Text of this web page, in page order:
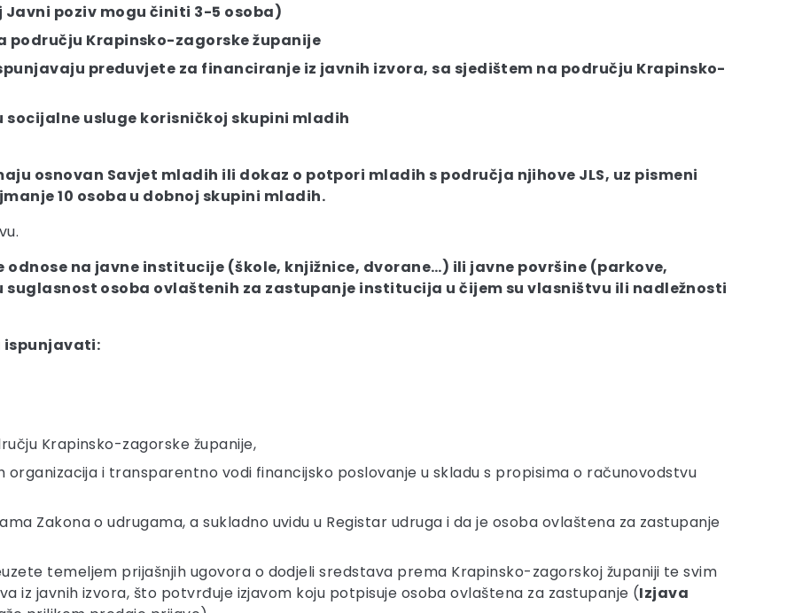
poziv mogu činiti 3-5 osoba)
području Krapinsko-zagorske županije
preduvjete za financiranje iz javnih izvora, sa sjedištem na području Krapinsko-
usluge korisničkoj skupini mladih
osnovan Savjet mladih ili dokaz o potpori mladih s područja njihove JLS, uz pismeni
10 osoba u dobnoj skupini mladih.
na javne institucije (škole, knjižnice, dvorane…) ili javne površine (parkove,
osoba ovlaštenih za zastupanje institucija u čijem su vlasništvu ili nadležnosti
ispunjavati:
Krapinsko-zagorske županije,
organizacija i transparentno vodi financijsko poslovanje u skladu s propisima o računovodstvu
Zakona o udrugama, a sukladno uvidu u Registar udruga i da je osoba ovlaštena za zastupanje
temeljem prijašnjih ugovora o dodjeli sredstava prema Krapinsko-zagorskoj županiji te svim
iz javnih izvora, što potvrđuje izjavom koju potpisuje osoba ovlaštena za zastupanje (Izjava